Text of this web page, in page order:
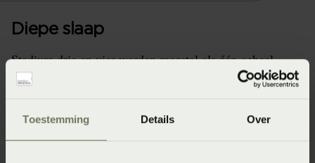
Toestemming Details Over
Diepe slaap
Stadium drie en vier worden meestal als één geheel
beschouwd. In deze fase ben je erg ontspannen en
hartslag is langzaam en regelmatig.
Tijdens het begin van de nacht duurt deze fase erg lang.